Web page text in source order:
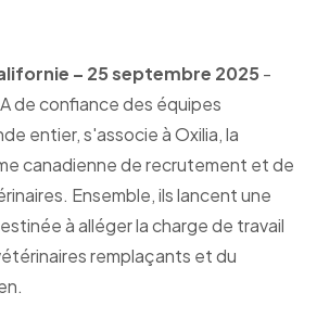
– 25 septembre 2025 -
de confiance des équipes
entier, s'associe à Oxilia, la
canadienne de recrutement et de
Ensemble, ils lancent une
à alléger la charge de travail
remplaçants et du